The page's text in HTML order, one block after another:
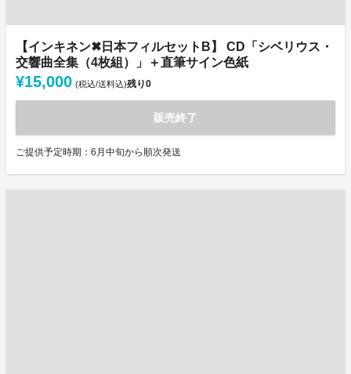
【インキネン✖日本フィルセットB】 CD「シベリウス・
交響曲全集（4枚組）」＋直筆サイン色紙
¥15,000 (税込/送料込)残り0
販売終了
ご提供予定時期：6月中旬から順次発送